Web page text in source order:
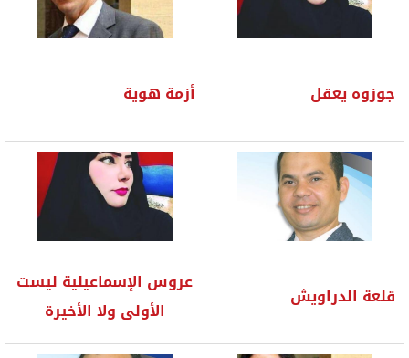
جوزوه يعقل أزمة هوية
قلعة الدراويش
عروس الإسماعيلية ليست
الأولى ولا الأخيرة